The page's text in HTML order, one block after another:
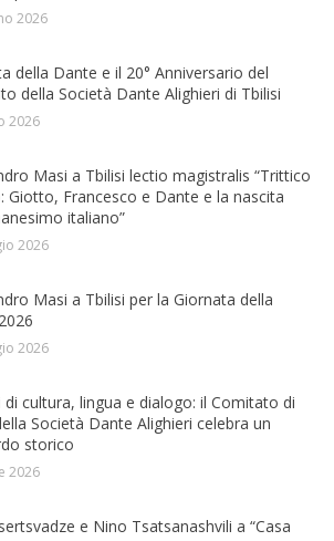
2026
della Dante e il 20° Anniversario del
della Società Dante Alighieri di Tbilisi
2026
Masi a Tbilisi lectio magistralis “Trittico
Giotto, Francesco e Dante e la nascita
italiano”
2026
Masi a Tbilisi per la Giornata della
2026
di cultura, lingua e dialogo: il Comitato di
Società Dante Alighieri celebra un
storico
2026
e Nino Tsatsanashvili a “Casa